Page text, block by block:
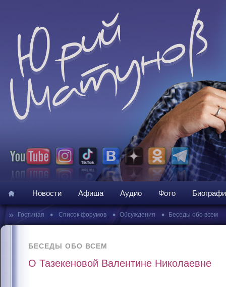
Новости Афиша Аудио Фото
» Гостиная • Список форумов • Обсуждения • Беседы обо всем
БЕСЕДЫ ОБО ВСЕМ
О Тазекеновой Валентине Николаевне